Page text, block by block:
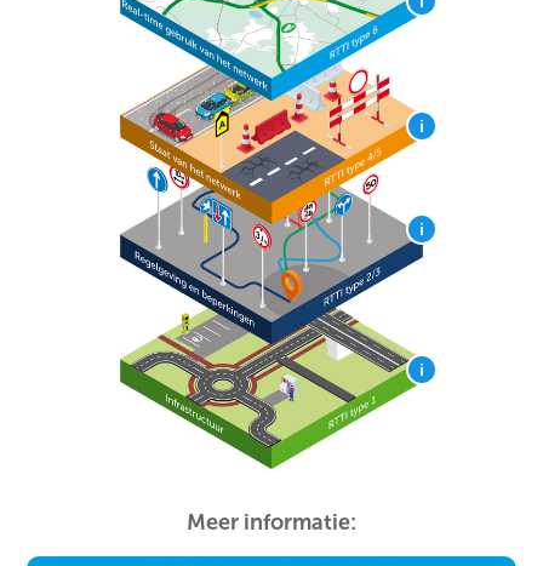
Meer informatie: